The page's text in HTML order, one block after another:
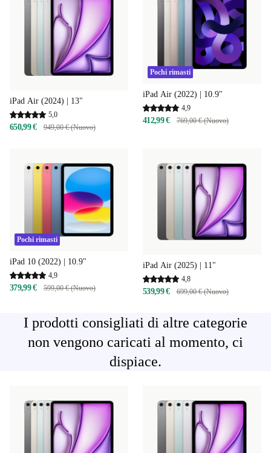
iPad Air (2024) | 13"
5,0
650,99 € 949,00 € (Nuovo)
Pochi rimasti
iPad Air (2022) | 10.9"
4,9
412,99 € 769,00 € (Nuovo)
Pochi rimasti
iPad 10 (2022) | 10.9"
4,9
379,99 € 599,00 € (Nuovo)
iPad Air (2025) | 11"
4,8
539,99 € 699,00 € (Nuovo)
I prodotti consigliati di altre categorie
non vengono caricati al momento, ci
dispiace.